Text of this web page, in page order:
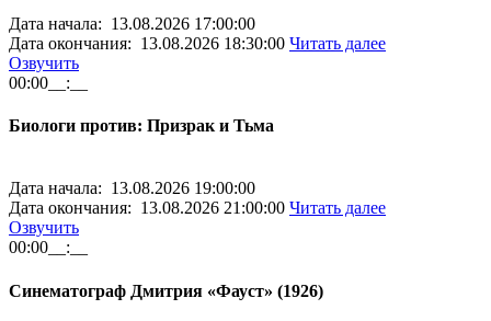
Дата начала: 13.08.2026 17:00:00
Дата окончания: 13.08.2026 18:30:00 Читать далее
Озвучить
00:00 __:__
Биологи против: Призрак и Тьма
Дата начала: 13.08.2026 19:00:00
Дата окончания: 13.08.2026 21:00:00 Читать далее
Озвучить
00:00 __:__
Синематограф Дмитрия «Фауст» (1926)